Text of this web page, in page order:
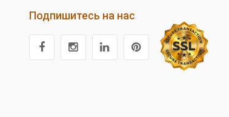
Подпишитесь на нас